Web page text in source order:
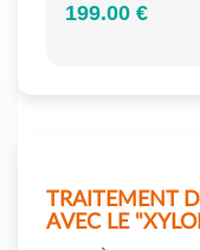
199.00 €
TRAITEMENT
AVEC LE